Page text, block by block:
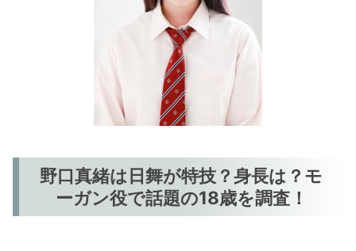
野口真緒は日舞が特技？身長は？モ
ーガン役で話題の18歳を調査！